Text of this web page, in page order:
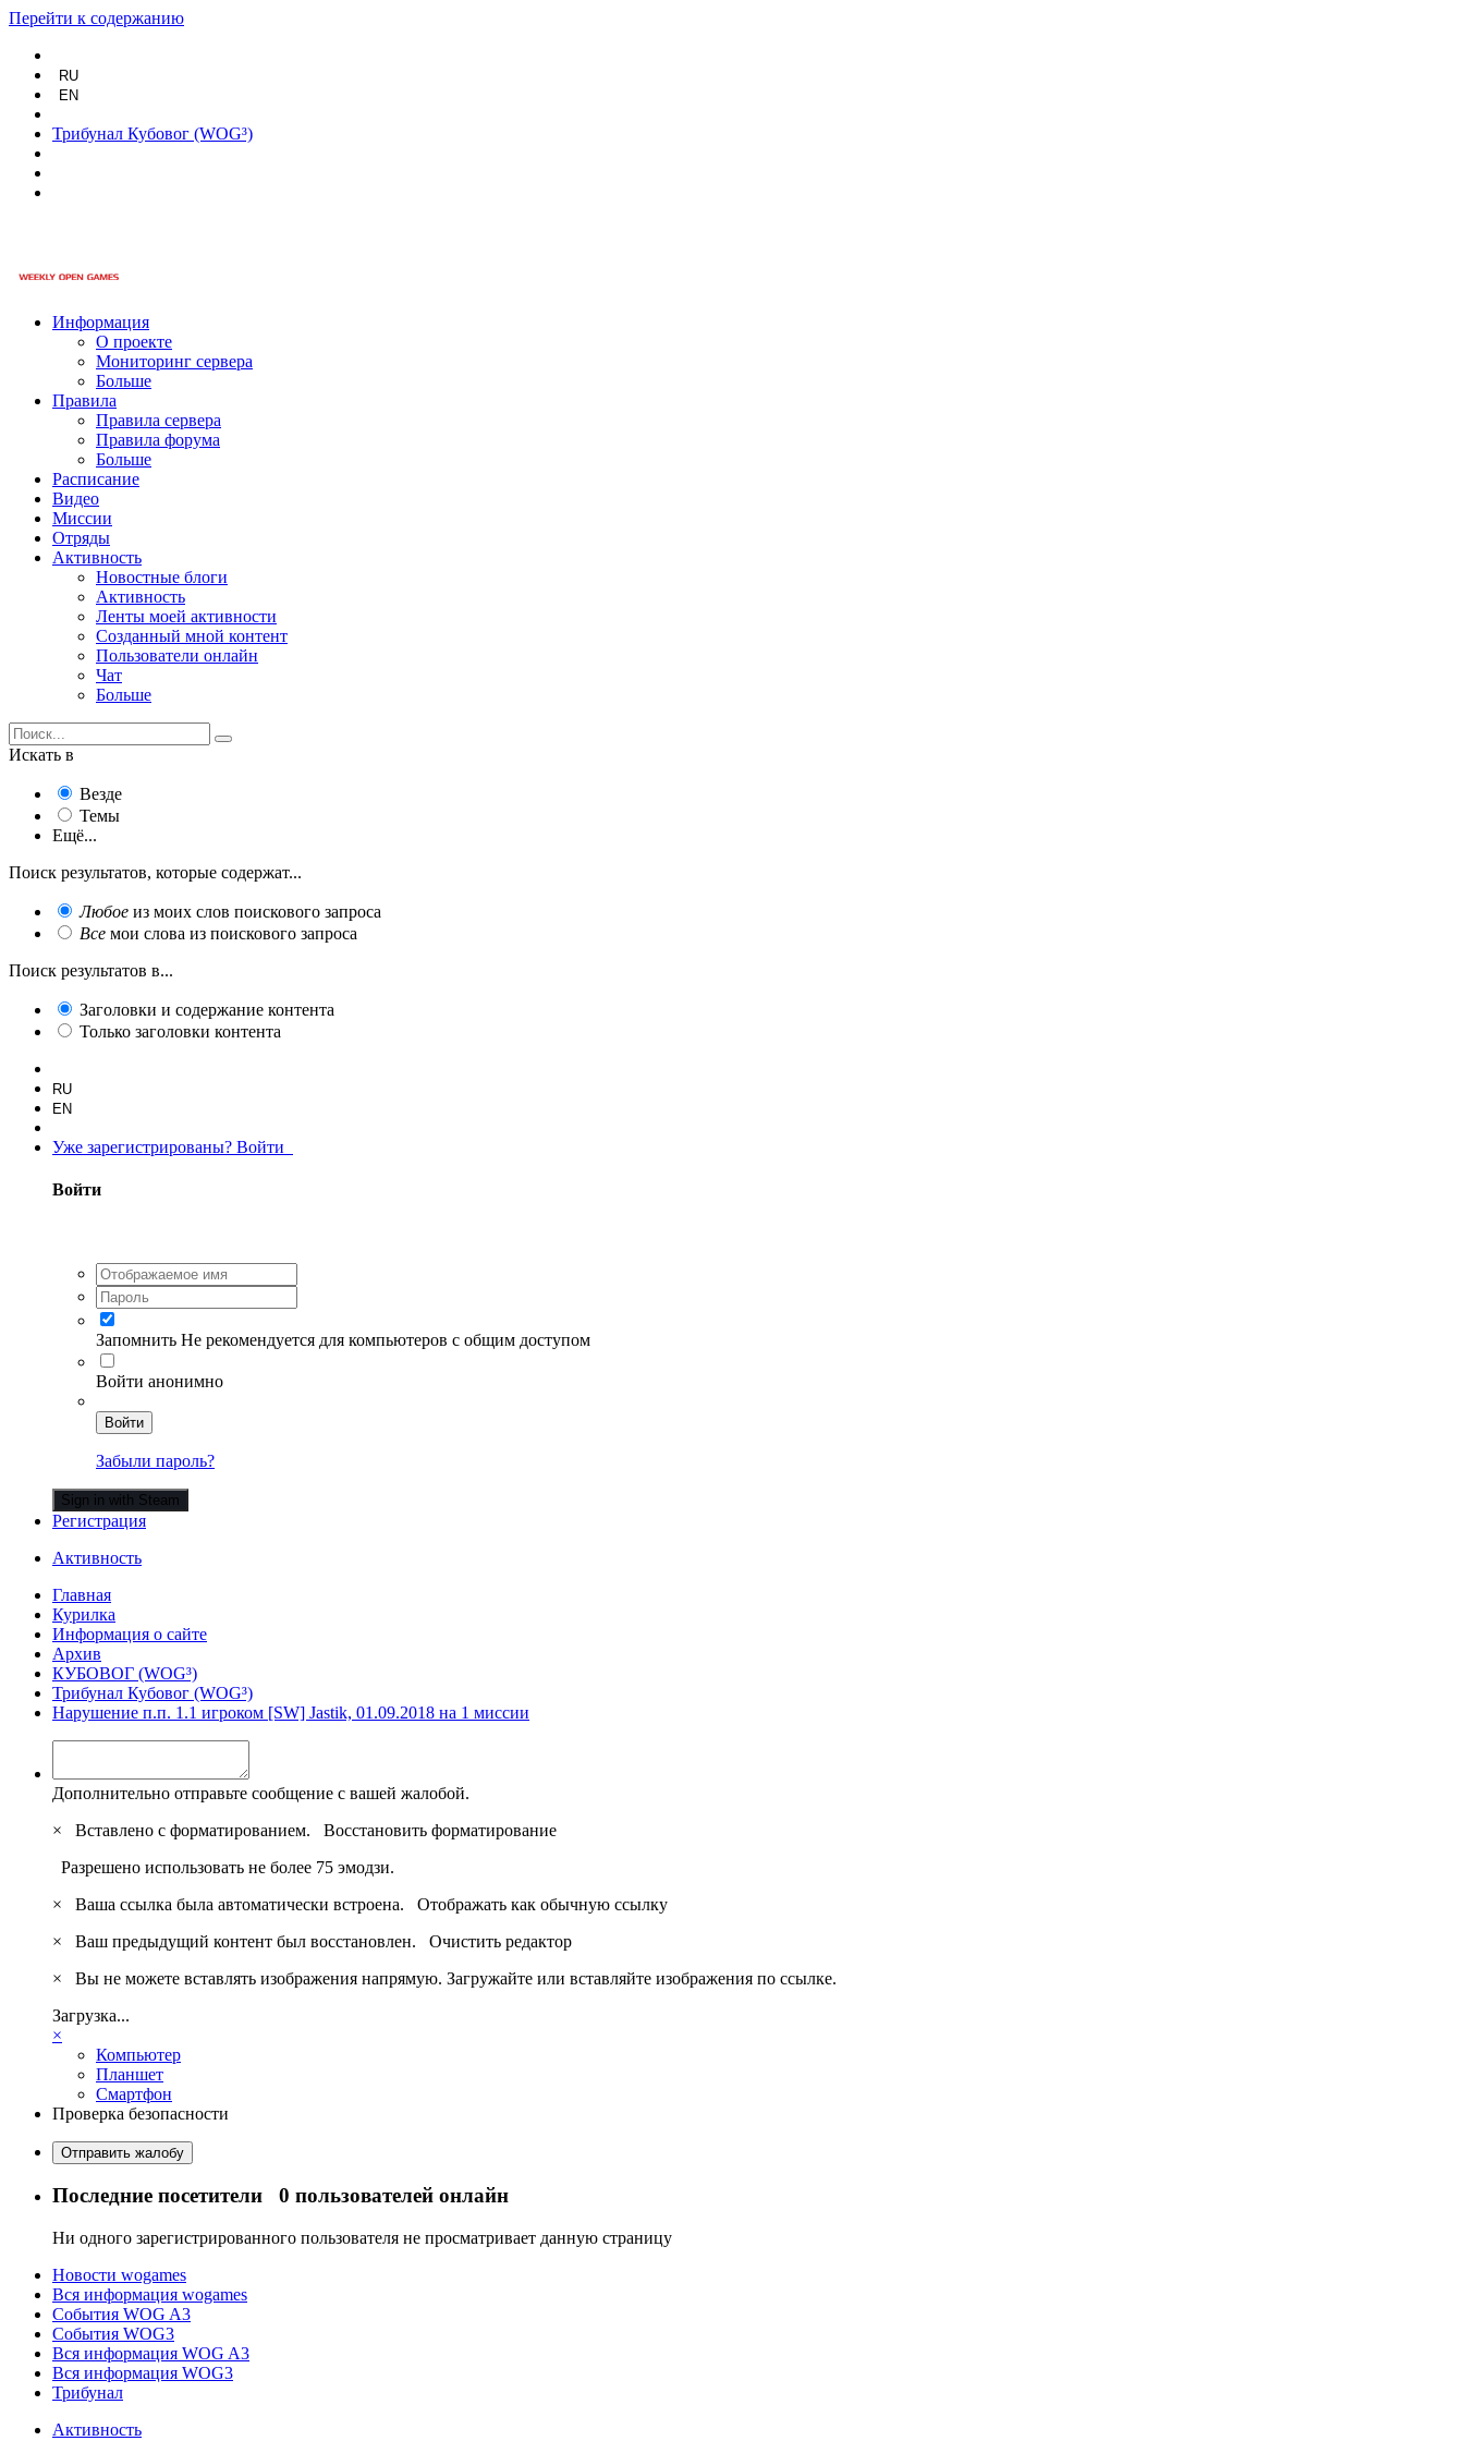
Перейти к содержанию
RU
EN
Трибунал Кубовог (WOG³)
Информация
О проекте
Мониторинг сервера
Больше
Правила
Правила сервера
Правила форума
Больше
Расписание
Видео
Миссии
Отряды
Активность
Новостные блоги
Активность
Ленты моей активности
Созданный мной контент
Пользователи онлайн
Чат
Больше
Искать в
Везде
Темы
Ещё...
Поиск результатов, которые содержат...
Любое из моих слов поискового запроса
Все мои слова из поискового запроса
Поиск результатов в...
Заголовки и содержание контента
Только заголовки контента
RU
EN
Уже зарегистрированы? Войти
Войти
Запомнить Не рекомендуется для компьютеров с общим доступом
Войти анонимно
Войти
Забыли пароль?
Sign in with Steam
Регистрация
Активность
Главная
Курилка
Информация о сайте
Архив
КУБОВОГ (WOG³)
Трибунал Кубовог (WOG³)
Нарушение п.п. 1.1 игроком [SW] Jastik, 01.09.2018 на 1 миссии
Дополнительно отправьте сообщение с вашей жалобой.
×
Вставлено с форматированием. Восстановить форматирование
Разрешено использовать не более 75 эмодзи.
×
Ваша ссылка была автоматически встроена. Отображать как обычную ссылку
×
Ваш предыдущий контент был восстановлен. Очистить редактор
×
Вы не можете вставлять изображения напрямую. Загружайте или вставляйте изображения по ссылке.
Загрузка...
×
Компьютер
Планшет
Смартфон
Проверка безопасности
Отправить жалобу
Последние посетители 0 пользователей онлайн
Ни одного зарегистрированного пользователя не просматривает данную страницу
Новости wogames
Вся информация wogames
События WOG A3
События WOG3
Вся информация WOG A3
Вся информация WOG3
Трибунал
Активность